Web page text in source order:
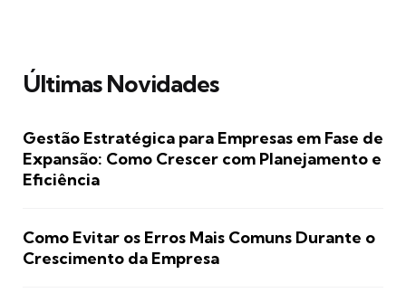
Últimas Novidades
Gestão Estratégica para Empresas em Fase de
Expansão: Como Crescer com Planejamento e
Eficiência
Como Evitar os Erros Mais Comuns Durante o
Crescimento da Empresa